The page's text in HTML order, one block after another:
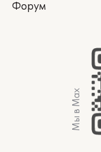
Форум
Мы в Max